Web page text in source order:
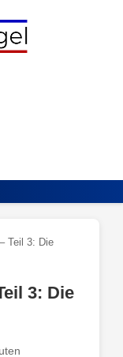
Teil 3: Die
3: Die